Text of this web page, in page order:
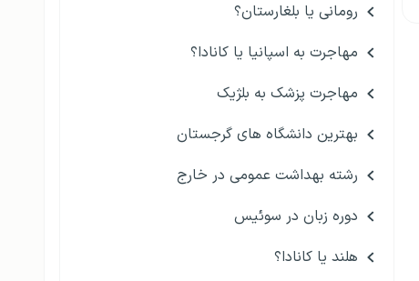
رومانی یا بلغارستان؟
مهاجرت به اسپانیا یا کانادا؟
مهاجرت پزشک به بلژیک
بهترین دانشگاه های گرجستان
رشته بهداشت عمومی در خارج
دوره زبان در سوئیس
هلند یا کانادا؟